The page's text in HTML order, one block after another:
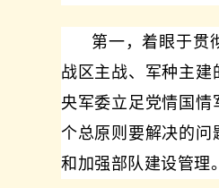
第一，着眼于贯
战区主战、军种主
央军委立足党情国
个总原则要解决的问
和加强部队建设管理